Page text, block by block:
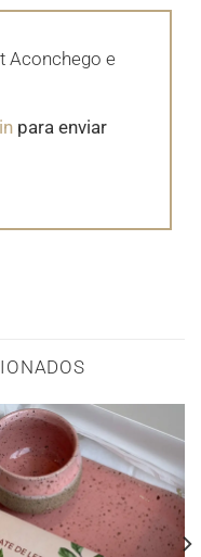
Aconchego e
para enviar